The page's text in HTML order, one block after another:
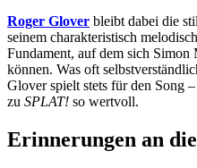
Roger Glover bleibt dabei die
seinem charakteristisch
Fundament, auf dem sich
können. Was oft
Glover spielt stets für den Song
zu SPLAT! so wertvoll.
Erinnerungen an